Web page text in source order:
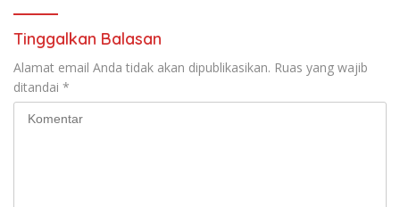
Tinggalkan Balasan
Alamat email Anda tidak akan dipublikasikan. Ruas yang wajib
ditandai *